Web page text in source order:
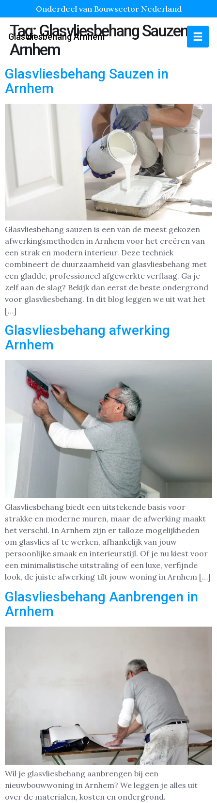
Onderdeel van Bouwsector Nederland
Glasvliesbehang Arnhem
Tag:Glasvliesbehang Sauzen
Arnhem
Glasvliesbehang Sauzen in
Arnhem
Glasvliesbehang sauzen is een van de meest gekozen
afwerkingsmethoden in Arnhem voor het creëren van
een strak en modern interieur. Deze techniek
combineert de duurzaamheid van glasvliesbehang met
een gladde, professioneel afgewerkte verflaag. Ga je
zelf aan de slag? Bekijk dan eerst de beste ondergrond
voor glasvliesbehang. In dit blog leggen we uit wat het
[…]
Glasvliesbehang afwerking
Arnhem
Glasvliesbehang biedt een uitstekende basis voor
strakke en moderne muren, maar de afwerking maakt
het verschil. In Arnhem zijn er talloze mogelijkheden
om glasvlies af te werken, afhankelijk van jouw
persoonlijke smaak en interieurstijl. Of je nu kiest voor
een minimalistische uitstraling of een luxe, verfijnde
look, de juiste afwerking tilt jouw woning in Arnhem […]
Glasvliesbehang Aanbrengen in
Arnhem
Wil je glasvliesbehang aanbrengen bij een
nieuwbouwwoning in Arnhem? We leggen je alles uit
over de materialen, kosten en ondergrond.